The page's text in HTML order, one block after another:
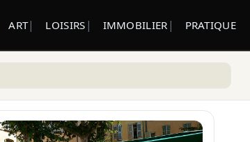
ART LOISIRS IMMOBILIER PRATIQUE